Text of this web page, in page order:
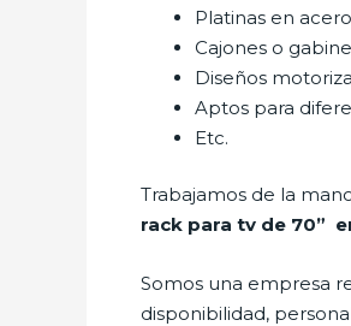
Platinas en
Cajones o
Diseños
Aptos para
Etc.
Trabajamos de la
rack para tv de 70”
Somos una empresa
disponibilidad,